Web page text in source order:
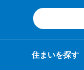
住まいを探す